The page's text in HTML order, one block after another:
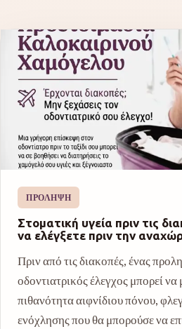
ΠΡΌΛΗΨΗ
Στοματική υγεία πριν τις
να ελέγξετε πριν την
Πριν από τις διακοπές, ένας
οδοντιατρικός έλεγχος μπορεί να
πιθανότητα αιφνίδιου πόνου,
ενόχλησης που θα μπορούσε να